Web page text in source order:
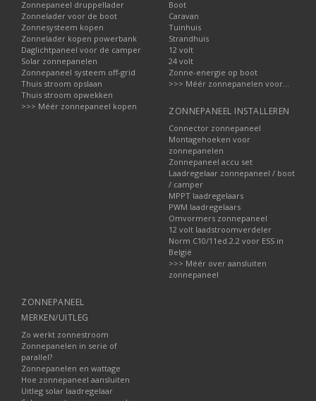
Zonnepaneel druppellader
Zonnelader voor de boot
Zonnesysteem kopen
Zonnelader kopen powerbank
Daglichtpaneel voor de camper
Solar zonnepanelen
Zonnepaneel systeem off-grid
Thuis stroom opslaan
Thuis stroom opwekken
>>> Méér zonnepaneel kopen
Boot
Caravan
Tuinhuis
Strandhuis
12 volt
24 volt
Zonne-energie op boot
>>> Méér zonnepanelen voor...
ZONNEPANEEL INSTALLEREN
Connector zonnepaneel
Montagehoeken voor
zonnepanelen
Zonnepaneel accu set
Laadregelaar zonnepaneel / boot
/ camper
MPPT laadregelaars
PWM laadregelaars
Omvormers zonnepaneel
12 volt laadstroomverdeler
Norm C10/11ed.2.2 voor ESS in
België
>>> Méér over aansluiten
zonnepaneel
ZONNEPANEEL
MERKEN/UITLEG
Zo werkt zonnestroom
Zonnepanelen in serie of
parallel?
Zonnepanelen en wattage
Hoe zonnepaneel aansluiten
Uitleg solar laadregelaar